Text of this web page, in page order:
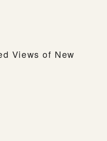
Views of New